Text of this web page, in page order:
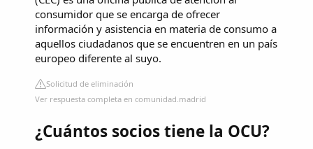
consumidor que se encarga de ofrecer
información y asistencia en materia de consumo a
aquellos ciudadanos que se encuentren en un país
europeo diferente al suyo.
Solicitud de eliminación
Ver respuesta completa en comunidad.madrid
¿Cuántos socios tiene la OCU?